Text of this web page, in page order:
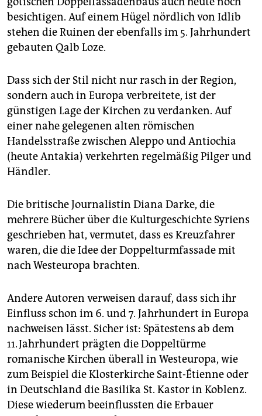
besichtigen. Auf einem Hügel nördlich von Idlib
stehen die Ruinen der ebenfalls im 5. Jahrhundert
gebauten Qalb Loze.
Dass sich der Stil nicht nur rasch in der Region,
sondern auch in Europa verbreitete, ist der
günstigen Lage der Kirchen zu verdanken. Auf
einer nahe gelegenen alten römischen
Handelsstraße zwischen Aleppo und Antiochia
(heute Antakia) verkehrten regelmäßig Pilger und
Händler.
Die britische Journalistin Diana Darke, die
mehrere Bücher über die Kulturgeschichte Syriens
geschrieben hat, vermutet, dass es Kreuzfahrer
waren, die die Idee der Doppelturmfassade mit
nach Westeuropa brachten.
Andere Autoren verweisen darauf, dass sich ihr
Einfluss schon im 6. und 7. Jahrhundert in Europa
nachweisen lässt. Sicher ist: Spätestens ab dem
11. Jahrhundert prägten die Doppeltürme
romanische Kirchen überall in Westeuropa, wie
zum Beispiel die Klosterkirche Saint-Étienne oder
in Deutschland die Basilika St. Kastor in Koblenz.
Diese wiederum beeinflussten die Erbauer